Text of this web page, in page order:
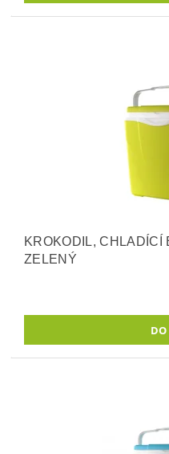
KROKODIL, CHLADÍCÍ
ZELENÝ